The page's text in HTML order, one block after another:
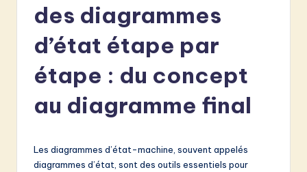
des diagrammes
d’état étape par
étape : du concept
au diagramme final
Les diagrammes d’état-machine, souvent appelés
diagrammes d’état, sont des outils essentiels pour